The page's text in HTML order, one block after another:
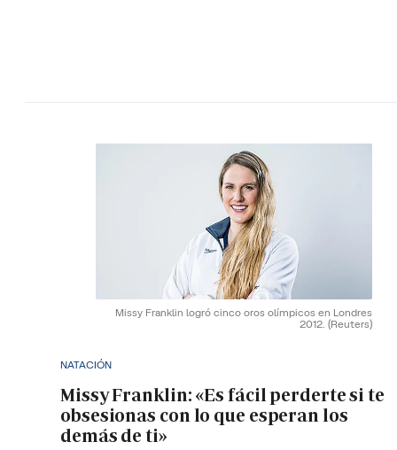
Missy Franklin logró cinco oros olímpicos en Londres
2012. (Reuters)
NATACIÓN
Missy Franklin: «Es fácil perderte si te
obsesionas con lo que esperan los
demás de ti»